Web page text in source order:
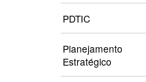
PDTIC
Planejamento
Estratégico